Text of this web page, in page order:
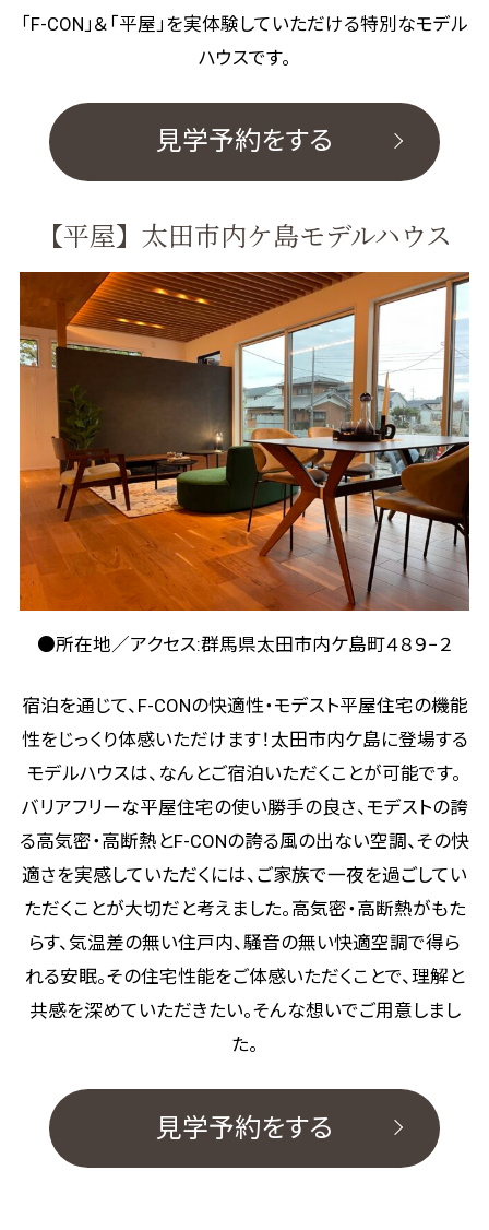
「F-CON」＆「平屋」を実体験していただける特別なモデル
ハウスです。
見学予約をする
【平屋】 太田市内ケ島モデルハウス
●所在地／アクセス:群馬県太田市内ケ島町４８９−２
宿泊を通じて、F-CONの快適性・モデスト平屋住宅の機能
性をじっくり体感いただけます！太田市内ケ島に登場する
モデルハウスは、なんとご宿泊いただくことが可能です。
バリアフリーな平屋住宅の使い勝手の良さ、モデストの誇
る高気密・高断熱とF-CONの誇る風の出ない空調、その快
適さを実感していただくには、ご家族で一夜を過ごしてい
ただくことが大切だと考えました。高気密・高断熱がもた
らす、気温差の無い住戸内、騒音の無い快適空調で得ら
れる安眠。その住宅性能をご体感いただくことで、理解と
共感を深めていただきたい。そんな想いでご用意しまし
た。
見学予約をする